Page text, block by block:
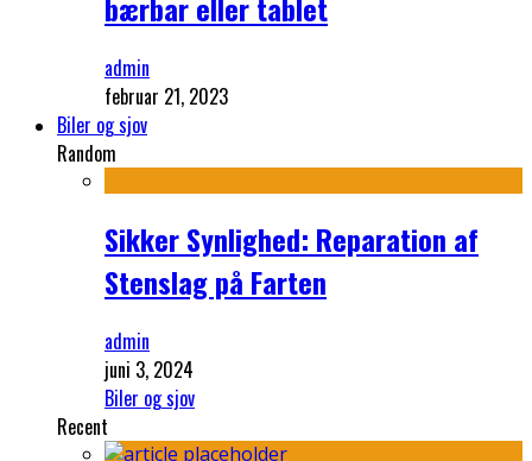
admin
februar 21, 2023
Biler og sjov
Random
Sikker Synlighed: Reparation af
Stenslag på Farten
admin
juni 3, 2024
Biler og sjov
Recent